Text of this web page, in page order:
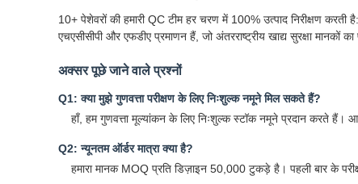
10+ पेशेवरों की हमारी QC टीम हर चरण में 100% उत्पाद निरीक्षण
एचएसीसीपी और एफडीए प्रमाणन हैं, जो अंतरराष्ट्रीय खाद्य सुरक्षा मानकों
अक्सर पूछे जाने वाले प्रश्नों
Q1: क्या मुझे गुणवत्ता परीक्षण के लिए निःशुल्क नमूने मिल सकते हैं?
हाँ, हम गुणवत्ता मूल्यांकन के लिए निःशुल्क स्टॉक नमूने प्रदान करते
Q2: न्यूनतम ऑर्डर मात्रा क्या है?
हमारा मानक MOQ प्रति डिज़ाइन 50,000 टुकड़े है। पहली बार के